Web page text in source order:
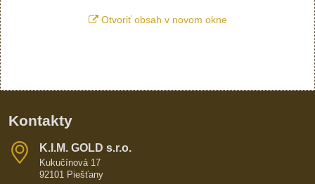
Otvoriť obsah v novom okne
Kontakty
K​​.I​​.M​​. GOLD s​​.r​​.o​​.
Kukučínová 17
92101 Piešťany